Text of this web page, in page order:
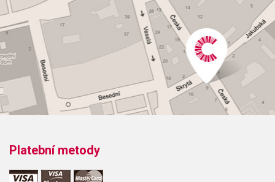
Platební metody